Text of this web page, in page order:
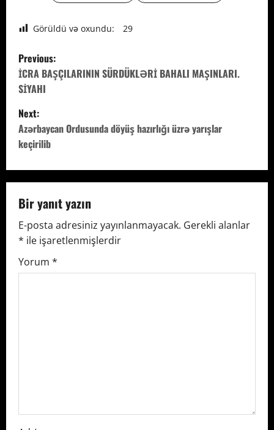
Görüldü və oxundu: 29
P
o
s
t
n
a
v
i
g
Previous:
İCRA BAŞÇILARININ SÜRDÜKLƏRİ BAHALI MAŞINLARI.
SİYAHI
Next:
Azərbaycan Ordusunda döyüş hazırlığı üzrə yarışlar
keçirilib
Bir yanıt yazın
E-posta adresiniz yayınlanmayacak. Gerekli alanlar
* ile işaretlenmişlerdir
Yorum *